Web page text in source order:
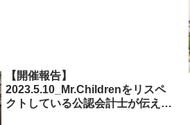
【開催報告】
2023.5.10_Mr.Childrenをリスペ
クトしている公認会計士が伝える